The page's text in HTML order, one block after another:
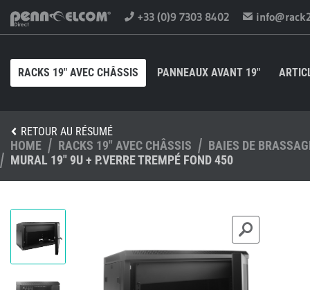
+33 (0)9 7303 8402
RACKS 19" AVEC CHÂSSIS PANNEAUX AVANT 19"
RETOUR AU RÉSUMÉ
HOME RACKS 19" AVEC CHÂSSIS
BAIES DE
MURAL 19" 9U + P.VERRE TREMPÉ FOND 450